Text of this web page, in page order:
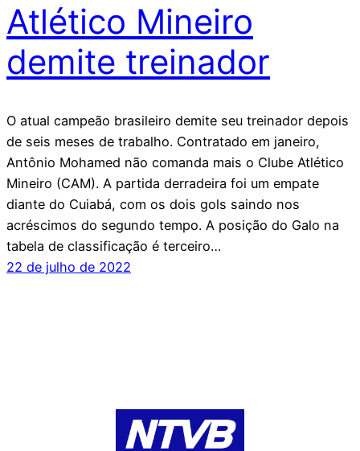
Atlético Mineiro
demite treinador
O atual campeão brasileiro demite seu treinador depois
de seis meses de trabalho. Contratado em janeiro,
Antônio Mohamed não comanda mais o Clube Atlético
Mineiro (CAM). A partida derradeira foi um empate
diante do Cuiabá, com os dois gols saindo nos
acréscimos do segundo tempo. A posição do Galo na
tabela de classificação é terceiro…
22 de julho de 2022